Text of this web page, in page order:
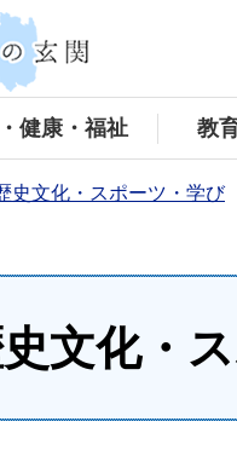
白河市公
健康・福祉 教
史文化・スポーツ・学び
文化・